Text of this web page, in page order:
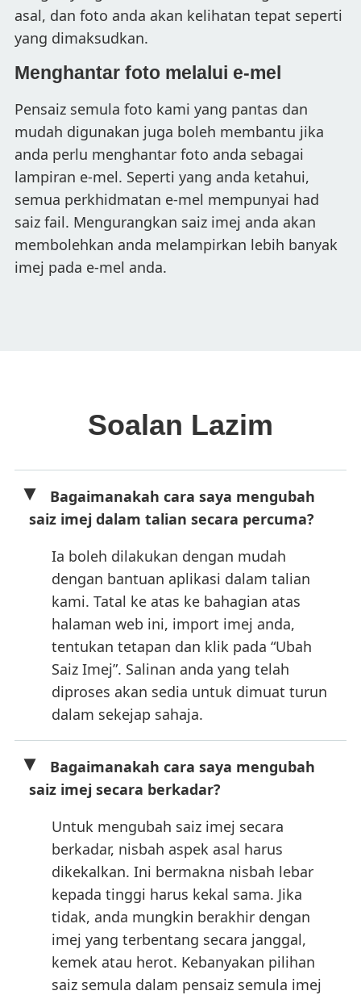
asal, dan foto anda akan kelihatan tepat seperti
yang dimaksudkan.
Menghantar foto melalui e-mel
Pensaiz semula foto kami yang pantas dan
mudah digunakan juga boleh membantu jika
anda perlu menghantar foto anda sebagai
lampiran e-mel. Seperti yang anda ketahui,
semua perkhidmatan e-mel mempunyai had
saiz fail. Mengurangkan saiz imej anda akan
membolehkan anda melampirkan lebih banyak
imej pada e-mel anda.
Soalan Lazim
Bagaimanakah cara saya mengubah
saiz imej dalam talian secara percuma?
Ia boleh dilakukan dengan mudah
dengan bantuan aplikasi dalam talian
kami. Tatal ke atas ke bahagian atas
halaman web ini, import imej anda,
tentukan tetapan dan klik pada “Ubah
Saiz Imej”. Salinan anda yang telah
diproses akan sedia untuk dimuat turun
dalam sekejap sahaja.
Bagaimanakah cara saya mengubah
saiz imej secara berkadar?
Untuk mengubah saiz imej secara
berkadar, nisbah aspek asal harus
dikekalkan. Ini bermakna nisbah lebar
kepada tinggi harus kekal sama. Jika
tidak, anda mungkin berakhir dengan
imej yang terbentang secara janggal,
kemek atau herot. Kebanyakan pilihan
saiz semula dalam pensaiz semula imej